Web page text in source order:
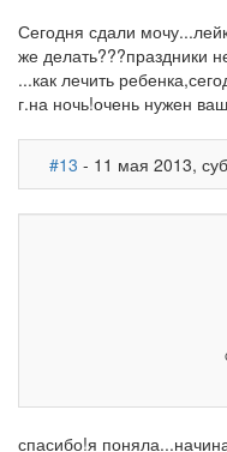
Сегодня сдали
же делать???праздники
...как лечить
г.на ночь!очень нужен
#13 - 11 мая 2013,
спасибо!я